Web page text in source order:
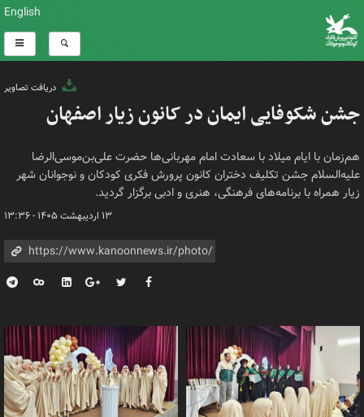
English
دریافت تصاویر
جشن شکوفایی ایمان در کانون زیار اصفهان
هم‌زمان با ایام میلاد با سعادت امام مهربانی‌ها حضرت علی‌بن‌موسی‌الرضا
علیه‌السلام جشن تکلیف دختران کانون پرورش فکری کودکان و نوجوانان شهر
زیار همراه با برنامه‌های فرهنگی، هنری و ادبی برگزار گردید.
۱۳ اردیبهشت ۱۴۰۵ - ۱۳:۳۶